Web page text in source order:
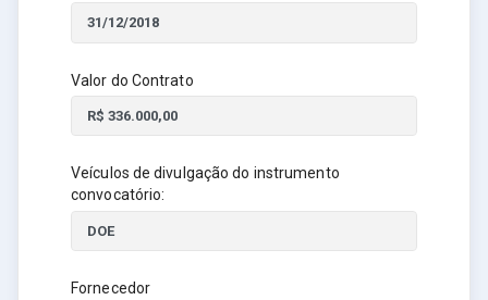
Valor do Contrato
Veículos de divulgação do instrumento
convocatório:
Fornecedor